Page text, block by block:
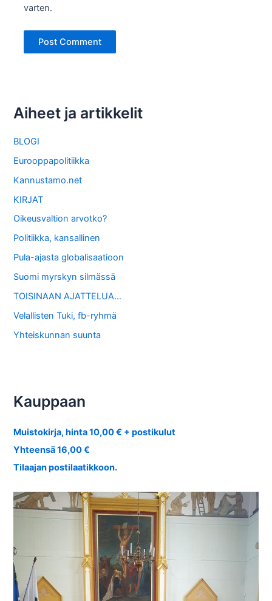
varten.
Aiheet ja artikkelit
BLOGI
Eurooppapolitiikka
Kannustamo.net
KIRJAT
Oikeusvaltion arvotko?
Politiikka, kansallinen
Pula-ajasta globalisaatioon
Suomi myrskyn silmässä
TOISINAAN AJATTELUA…
Velallisten Tuki, fb-ryhmä
Yhteiskunnan suunta
Kauppaan
Muistokirja, hinta 10,00 € + postikulut
Yhteensä 16,00 €
Tilaajan postilaatikkoon.